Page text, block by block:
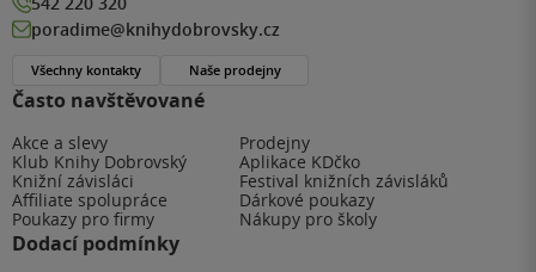
Často navštěvované
Akce a slevy
Prodejny
Klub Knihy Dobrovský
Aplikace KDčko
Knižní závisláci
Festival knižních závisláků
Affiliate spolupráce
Dárkové poukazy
Poukazy pro firmy
Nákupy pro školy
Dodací podmínky
poradime@knihydobrovsky.cz
Všechny kontakty Naše prodejny